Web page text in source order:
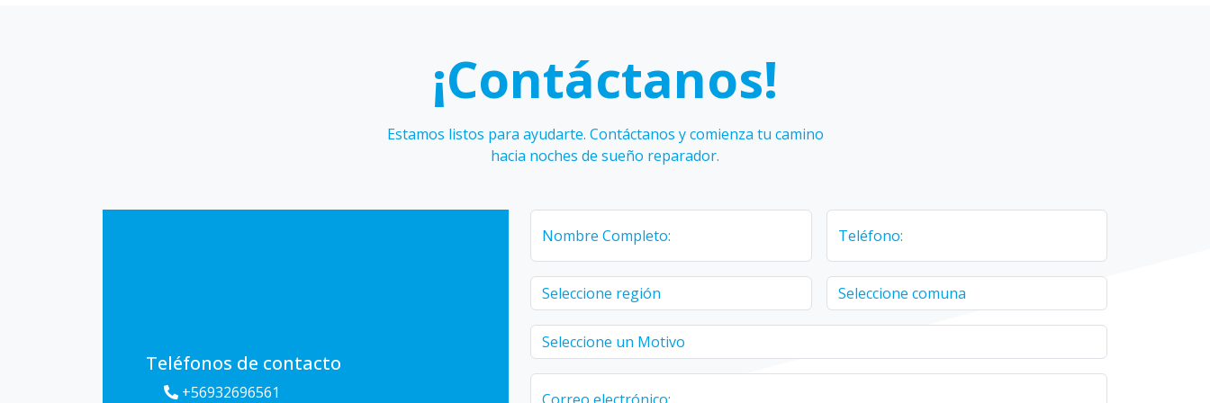
¡Contáctanos!
Estamos listos para ayudarte. Contáctanos y comienza tu camino
hacia noches de sueño reparador.
Teléfonos de contacto
+56932696561
Nombre Completo: Teléfono: